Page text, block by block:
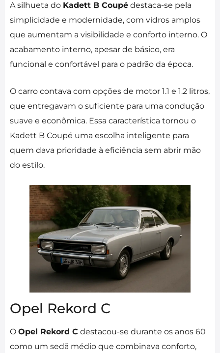
A silhueta do Kadett B Coupé destaca-se pela
simplicidade e modernidade, com vidros amplos
que aumentam a visibilidade e conforto interno. O
acabamento interno, apesar de básico, era
funcional e confortável para o padrão da época.
O carro contava com opções de motor 1.1 e 1.2 litros,
que entregavam o suficiente para uma condução
suave e econômica. Essa característica tornou o
Kadett B Coupé uma escolha inteligente para
quem dava prioridade à eficiência sem abrir mão
do estilo.
Opel Rekord C
O Opel Rekord C destacou-se durante os anos 60
como um sedã médio que combinava conforto,